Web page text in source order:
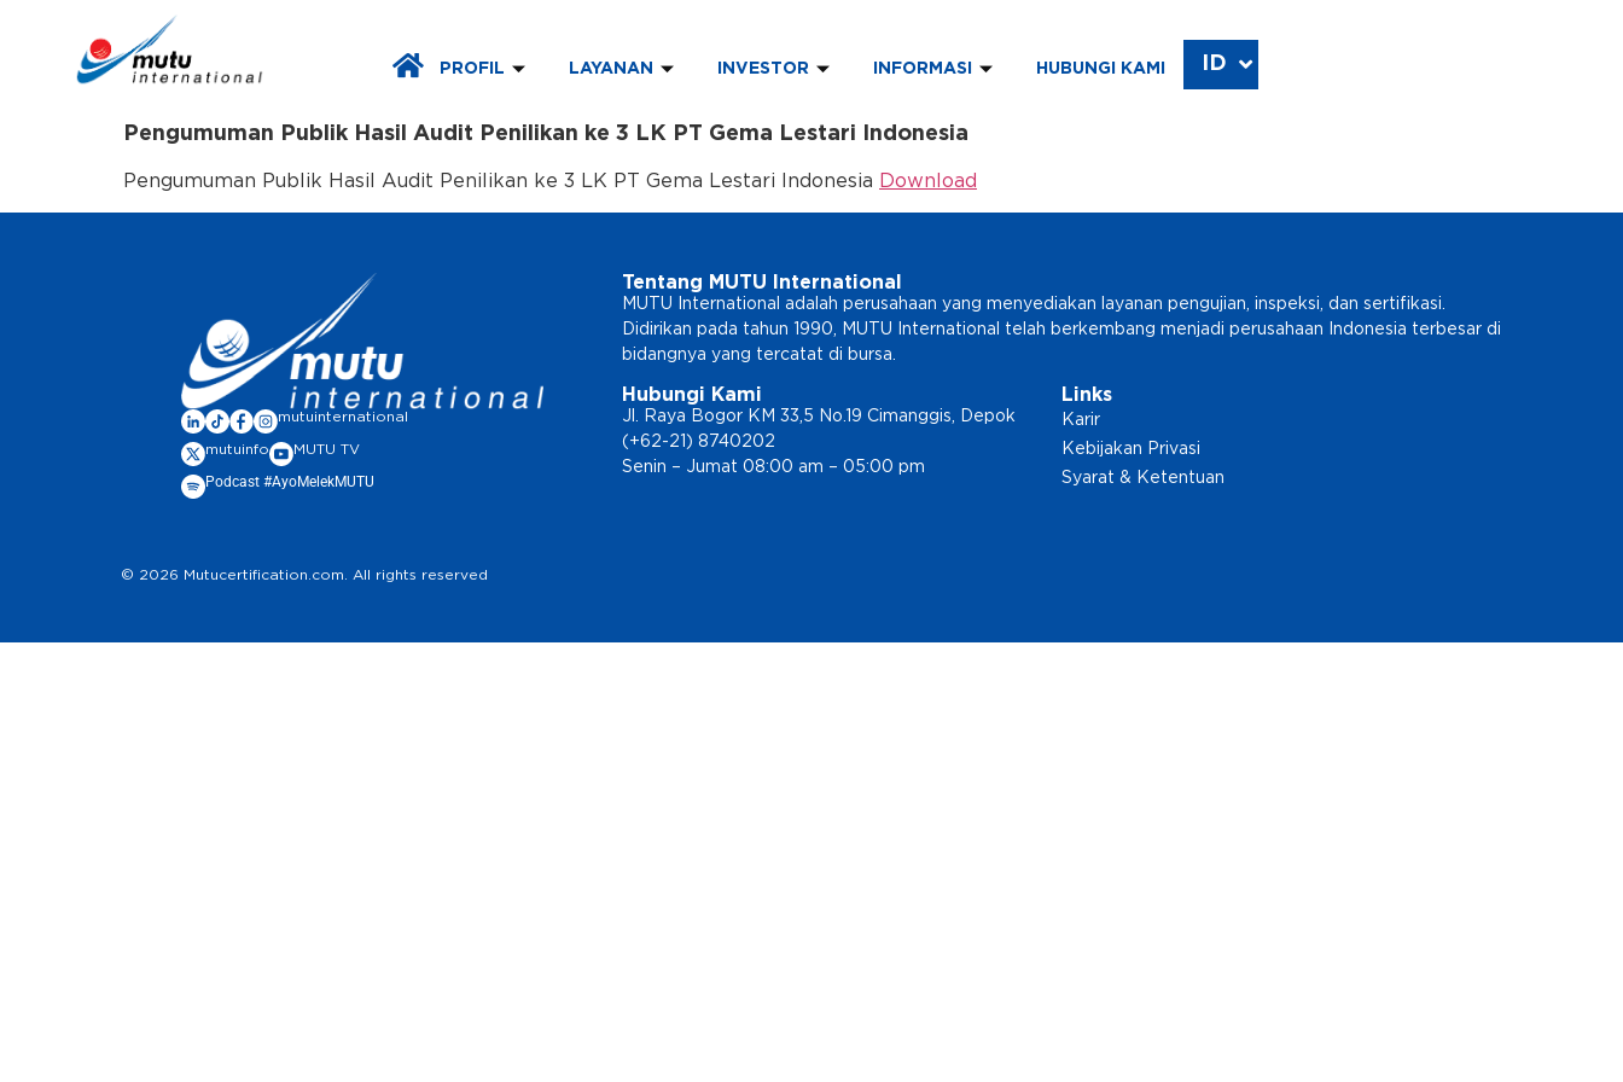
PROFIL LAYANAN INVESTOR INFORMASI HUBUNGI KAMI ID
EN
Pengumuman Publik Hasil Audit Penilikan ke 3 LK PT Gema Lestari Indonesia
Pengumuman Publik Hasil Audit Penilikan ke 3 LK PT Gema Lestari Indonesia Download
mutuinternational
mutuinfo MUTU TV
Podcast #AyoMelekMUTU
Tentang MUTU International
MUTU International adalah perusahaan yang menyediakan layanan pengujian, inspeksi, dan sertifikasi.
Didirikan pada tahun 1990, MUTU International telah berkembang menjadi perusahaan Indonesia terbesar di
bidangnya yang tercatat di bursa.
Hubungi Kami
Jl. Raya Bogor KM 33,5 No.19 Cimanggis, Depok
(+62-21) 8740202
Senin – Jumat 08:00 am – 05:00 pm
Links
Karir
Kebijakan Privasi
Syarat & Ketentuan
© 2026 Mutucertification.com. All rights reserved